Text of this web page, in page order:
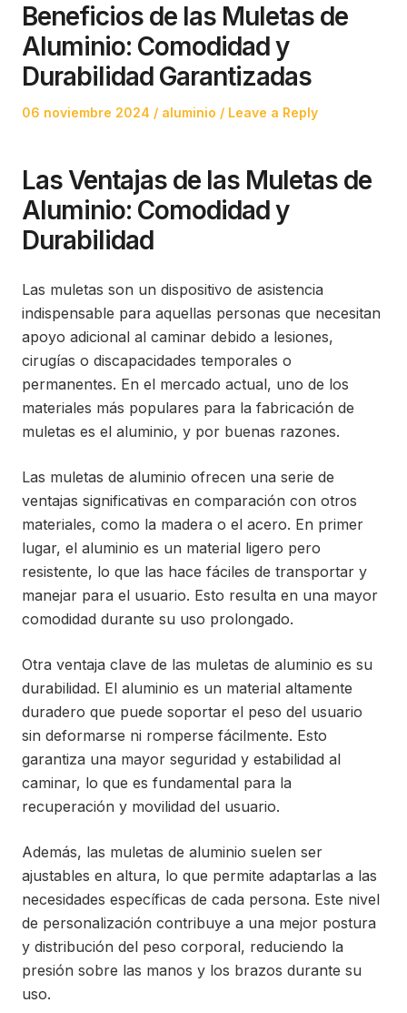
Beneficios de las Muletas de
Aluminio: Comodidad y
Durabilidad Garantizadas
Posted
06 noviembre 2024
Posted
aluminio Leave a Reply
Las Ventajas de las Muletas de
Aluminio: Comodidad y
Durabilidad
Las muletas son un dispositivo de asistencia
indispensable para aquellas personas que necesitan
apoyo adicional al caminar debido a lesiones,
cirugías o discapacidades temporales o
permanentes. En el mercado actual, uno de los
materiales más populares para la fabricación de
muletas es el aluminio, y por buenas razones.
Las muletas de aluminio ofrecen una serie de
ventajas significativas en comparación con otros
materiales, como la madera o el acero. En primer
lugar, el aluminio es un material ligero pero
resistente, lo que las hace fáciles de transportar y
manejar para el usuario. Esto resulta en una mayor
comodidad durante su uso prolongado.
Otra ventaja clave de las muletas de aluminio es su
durabilidad. El aluminio es un material altamente
duradero que puede soportar el peso del usuario
sin deformarse ni romperse fácilmente. Esto
garantiza una mayor seguridad y estabilidad al
caminar, lo que es fundamental para la
recuperación y movilidad del usuario.
Además, las muletas de aluminio suelen ser
ajustables en altura, lo que permite adaptarlas a las
necesidades específicas de cada persona. Este nivel
de personalización contribuye a una mejor postura
y distribución del peso corporal, reduciendo la
presión sobre las manos y los brazos durante su
uso.